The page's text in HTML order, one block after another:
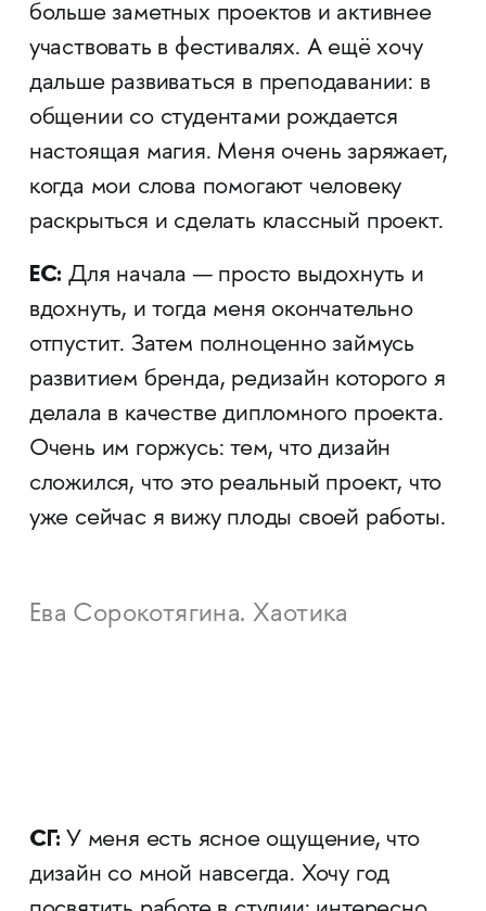
больше заметных проектов и активнее
участвовать в фестивалях. А ещё хочу
дальше развиваться в преподавании: в
общении со студентами рождается
настоящая магия. Меня очень заряжает,
когда мои слова помогают человеку
раскрыться и сделать классный проект.
ЕС: Для начала — просто выдохнуть и
вдохнуть, и тогда меня окончательно
отпустит. Затем полноценно займусь
развитием бренда, редизайн которого я
делала в качестве дипломного проекта.
Очень им горжусь: тем, что дизайн
сложился, что это реальный проект, что
уже сейчас я вижу плоды своей работы.
Ева Сорокотягина. Хаотика
СГ:У меня есть ясное ощущение, что
дизайн со мной навсегда. Хочу год